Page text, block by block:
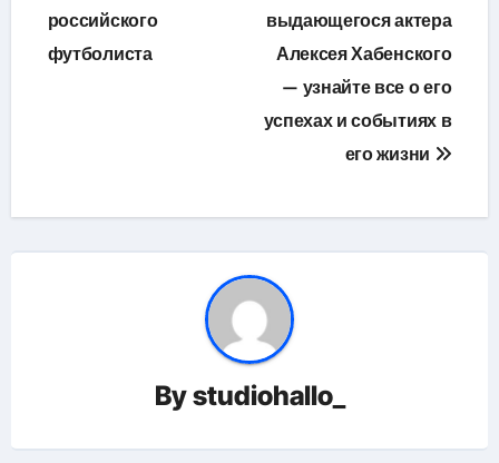
российского
футболиста
выдающегося актера
Алексея Хабенского
— узнайте все о его
успехах и событиях в
его жизни
Bystudiohallo_